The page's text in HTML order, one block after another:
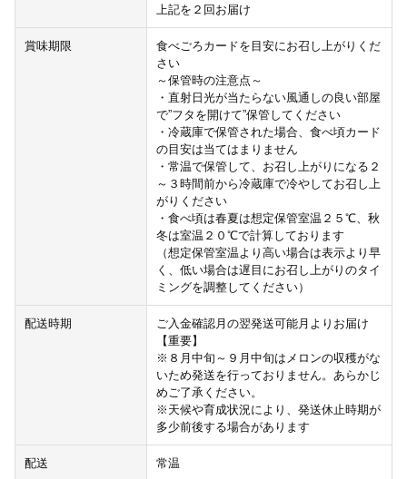
上記を２回お届け
賞味期限
食べごろカードを目安にお召し上がりくだ
さい
～保管時の注意点～
・直射日光が当たらない風通しの良い部屋
で”フタを開けて”保管してください
・冷蔵庫で保管された場合、食べ頃カード
の目安は当てはまりません
・常温で保管して、お召し上がりになる２
～３時間前から冷蔵庫で冷やしてお召し上
がりください
・食べ頃は春夏は想定保管室温２５℃、秋
冬は室温２０℃で計算しております
（想定保管室温より高い場合は表示より早
く、低い場合は遅目にお召し上がりのタイ
ミングを調整してください）
配送時期
ご入金確認月の翌発送可能月よりお届け
【重要】
※８月中旬～９月中旬はメロンの収穫がな
いため発送を行っておりません。あらかじ
めご了承ください。
※天候や育成状況により、発送休止時期が
多少前後する場合があります
配送 常温